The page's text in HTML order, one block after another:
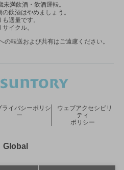
未満飲酒・飲酒運転。
飲酒はやめましょう。
適量です。
イクル。
転送および共有はご遠慮ください。
ライバシーポリシ
ー
ウェブアクセシビリ
ティ
ポリシー
Global新しいウィンドウで開く